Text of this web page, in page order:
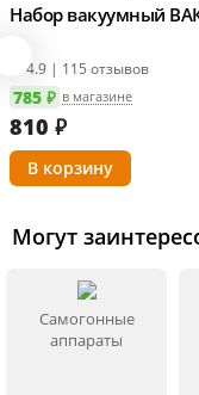
Набор вакуумный
4.9 | 115 отзывов
785 ₽ в магазине
810 ₽
Могут
Самогонные
аппараты